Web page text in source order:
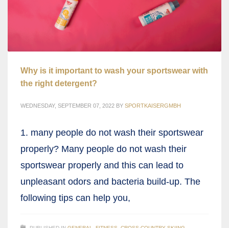
Why is it important to wash your sportswear with
the right detergent?
WEDNESDAY, SEPTEMBER 07, 2022 BY SPORTKAISERGMBH
1. many people do not wash their sportswear
properly? Many people do not wash their
sportswear properly and this can lead to
unpleasant odors and bacteria build-up. The
following tips can help you,